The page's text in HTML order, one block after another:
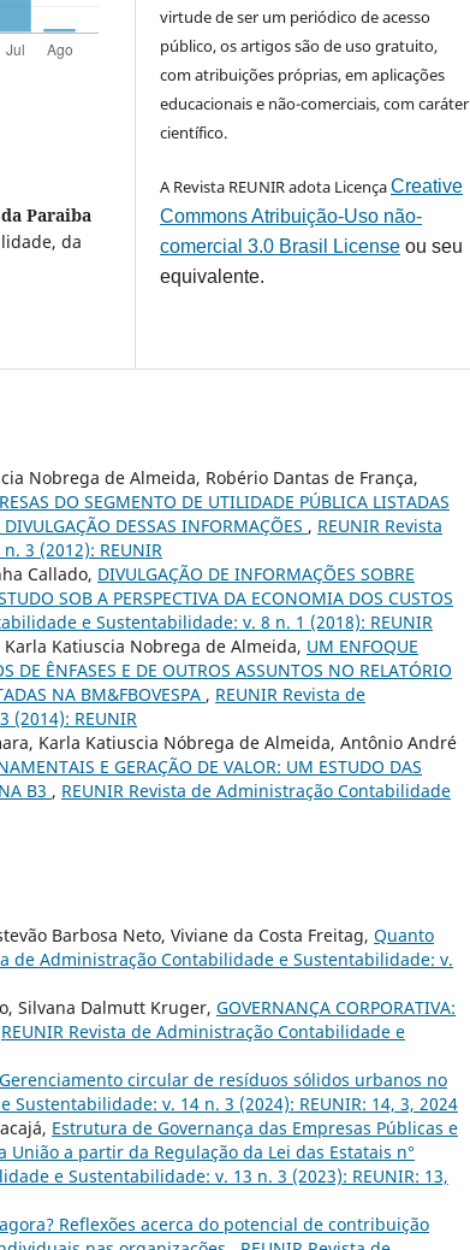
Paraiba
da
virtude de ser um periódico de acesso
público, os artigos são de uso gratuito,
com atribuições próprias, em aplicações
educacionais e não-comerciais, com caráter
científico.
A Revista REUNIR adota LicençaCreative
Commons Atribuição-Uso não-
comercial 3.0 Brasil License ou seu
equivalente.
Nobrega de Almeida, Robério Dantas de França,
DO SEGMENTO DE UTILIDADE PÚBLICA LISTADAS
DESSAS INFORMAÇÕES , REUNIR Revista
3 (2012): REUNIR
Callado, DIVULGAÇÃO DE INFORMAÇÕES SOBRE
SOB A PERSPECTIVA DA ECONOMIA DOS CUSTOS
e Sustentabilidade: v. 8 n. 1 (2018): REUNIR
Katiuscia Nobrega de Almeida, UM ENFOQUE
DE ÊNFASES E DE OUTROS ASSUNTOS NO RELATÓRIO
NA BM&FBOVESPA , REUNIR Revista de
REUNIR
Karla Katiuscia Nóbrega de Almeida, Antônio André
E GERAÇÃO DE VALOR: UM ESTUDO DAS
B3 , REUNIR Revista de Administração Contabilidade
Barbosa Neto, Viviane da Costa Freitag, Quanto
de Administração Contabilidade e Sustentabilidade: v.
Silvana Dalmutt Kruger, GOVERNANÇA CORPORATIVA:
REUNIR Revista de Administração Contabilidade e
Gerenciamento circular de resíduos sólidos urbanos no
v. 14 n. 3 (2024): REUNIR: 14, 3, 2024
Estrutura de Governança das Empresas Públicas e
a partir da Regulação da Lei das Estatais n°
e Sustentabilidade: v. 13 n. 3 (2023): REUNIR: 13,
Reflexões acerca do potencial de contribuição